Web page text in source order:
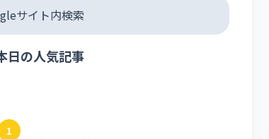
サイト内検索
日の人気記事
1